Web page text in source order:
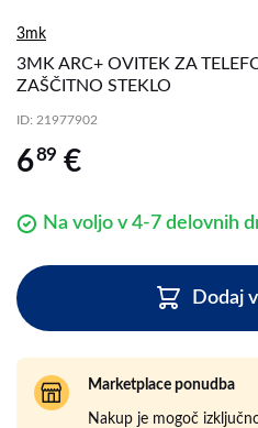
3mk
3MK ARC+ OVITEK ZA
ZAŠČITNO STEKLO
ID: 21977902
689 €
Na voljo v 4-7 delovnih
Dodaj
Marketplace ponudba
Nakup je mogoč